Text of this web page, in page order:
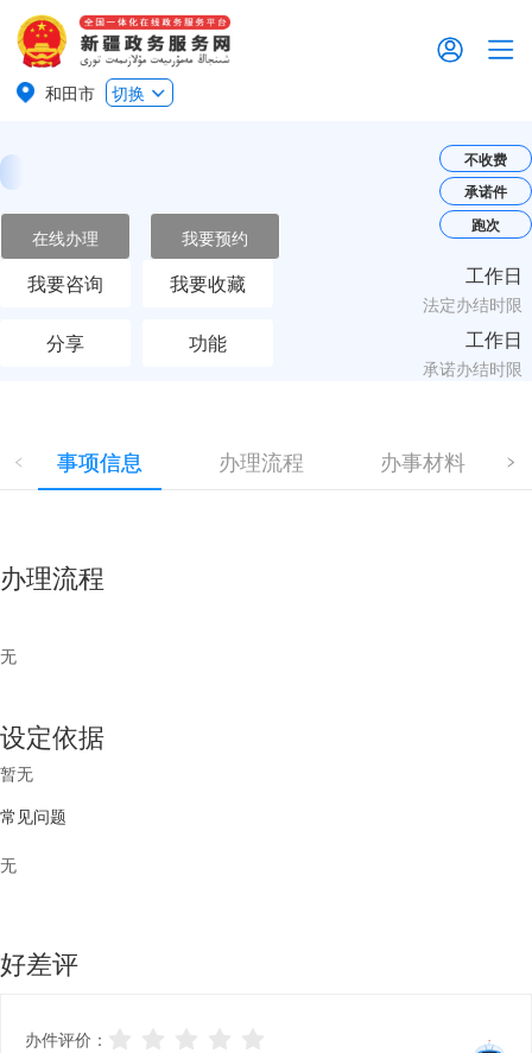
和田市 切换
在线办理 我要预约
我要咨询 我要收藏
分享 功能
不收费
承诺件
跑次
工作日
法定办结时限
工作日
承诺办结时限
事项信息 办理流程 办事材料
办理流程
无
设定依据
暂无
常见问题
无
好差评
办件评价：